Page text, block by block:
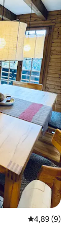
Évaluation
4,89 (9)